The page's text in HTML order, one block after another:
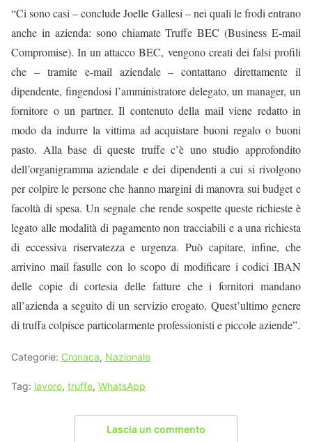
“Ci sono casi – conclude Joelle Gallesi – nei quali le frodi entrano
anche in azienda: sono chiamate Truffe BEC (Business E-mail
Compromise). In un attacco BEC, vengono creati dei falsi profili
che – tramite e-mail aziendale – contattano direttamente il
dipendente, fingendosi l’amministratore delegato, un manager, un
fornitore o un partner. Il contenuto della mail viene redatto in
modo da indurre la vittima ad acquistare buoni regalo o buoni
pasto. Alla base di queste truffe c’è uno studio approfondito
dell’organigramma aziendale e dei dipendenti a cui si rivolgono
per colpire le persone che hanno margini di manovra sui budget e
facoltà di spesa. Un segnale che rende sospette queste richieste è
legato alle modalità di pagamento non tracciabili e a una richiesta
di eccessiva riservatezza e urgenza. Può capitare, infine, che
arrivino mail fasulle con lo scopo di modificare i codici IBAN
delle copie di cortesia delle fatture che i fornitori mandano
all’azienda a seguito di un servizio erogato. Quest’ultimo genere
di truffa colpisce particolarmente professionisti e piccole aziende”.
Categorie: Cronaca, Nazionale
Tag: lavoro, truffe, WhatsApp
Lascia un commento